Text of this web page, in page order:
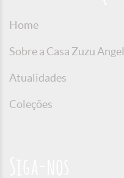
Home
Sobre a Casa Zuzu Angel
Atualidades
Coleções